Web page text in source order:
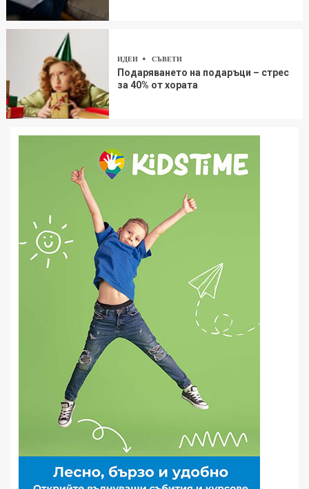
ИДЕИ СЪВЕТИ
Подаряването на подаръци – стрес
за 40% от хората